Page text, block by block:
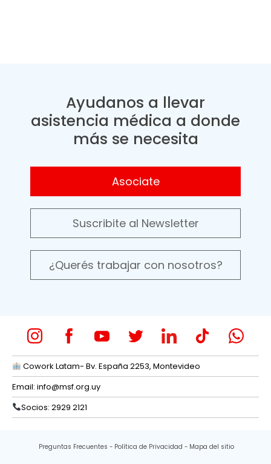
Ayudanos a llevar
asistencia médica a donde
más se necesita
Asociate
Suscribite al Newsletter
¿Querés trabajar con nosotros?
Cowork Latam- Bv. España 2253, Montevideo
Email: info@msf.org.uy
Socios: 2929 2121
Preguntas Frecuentes Política de Privacidad Mapa del sitio